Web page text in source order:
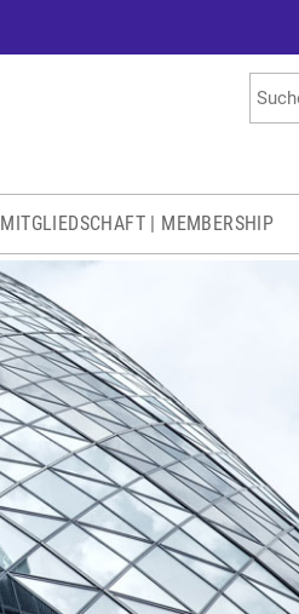
MITGLIEDSCHAFT | MEMBERSHIP